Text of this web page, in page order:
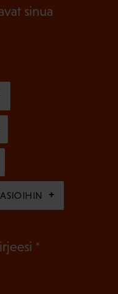
sinua